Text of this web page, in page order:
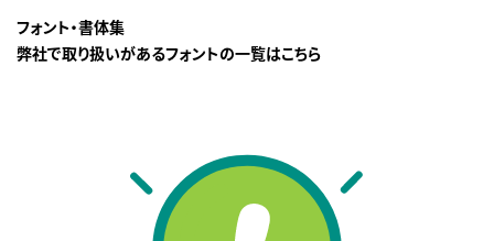
フォント・書体集
弊社で取り扱いがあるフォントの一覧はこちら